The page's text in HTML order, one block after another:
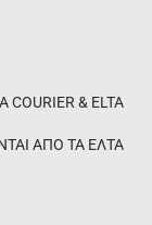
& ELTA
ΑΠΟ ΤΑ ΕΛΤΑ